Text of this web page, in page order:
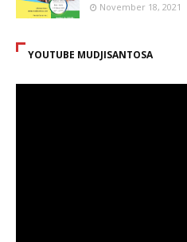
November 18, 2021
YOUTUBE MUDJISANTOSA